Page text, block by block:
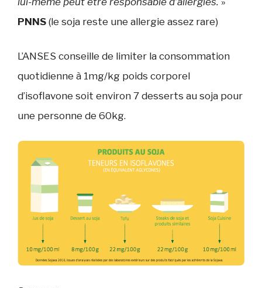
PNNS (le soja reste une allergie assez rare)
L’ANSES conseille de limiter la consommation
quotidienne à 1mg/kg poids corporel
d’isoflavone soit environ 7 desserts au soja pour
une personne de 60kg.